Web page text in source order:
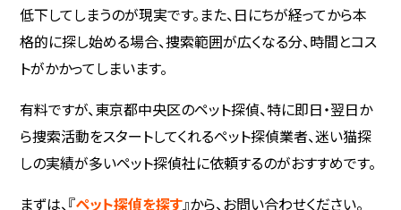
低下してしまうのが現実です。また、日にちが経ってから本
格的に探し始める場合、捜索範囲が広くなる分、時間とコス
トがかかってしまいます。
有料ですが、東京都中央区のペット探偵、特に即日・翌日か
ら捜索活動をスタートしてくれるペット探偵業者、迷い猫探
しの実績が多いペット探偵社に依頼するのがおすすめです。
まずは、『ペット探偵を探す』から、お問い合わせください。